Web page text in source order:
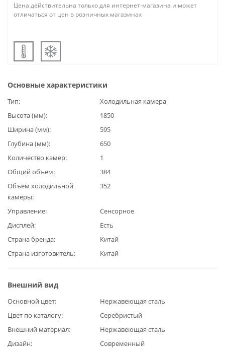
Цена действительна только для интернет-магазина и может
отличаться от цен в розничных магазинах
Основные характеристики
Тип
Холодильная камера
Высота (мм)
1850
Ширина (мм)
595
Глубина (мм)
650
Количество камер
1
Общий объем
384
Объем холодильной
камеры
352
Управление
Сенсорное
Дисплей
Есть
Страна бренда
Китай
Страна изготовитель
Китай
Внешний вид
Основной цвет
Нержавеющая сталь
Цвет по каталогу
Серебристый
Внешний материал
Нержавеющая сталь
Дизайн
Современный